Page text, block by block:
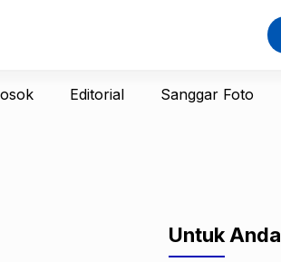
Editorial Sanggar Foto
Untuk Anda